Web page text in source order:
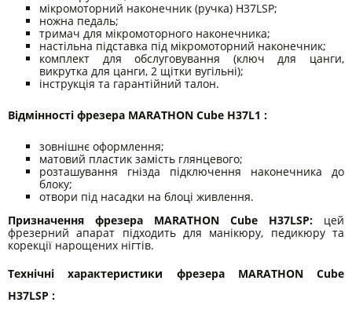
мікромоторний наконечник (ручка) H37LSP;
ножна педаль;
тримач для мікромоторного наконечника;
настільна підставка під мікромоторний наконечник;
комплект для обслуговування (ключ для цанги,
викрутка для цанги, 2 щітки вугільні);
інструкція та гарантійний талон.
Відмінності фрезера MARATHON Cube H37L1 :
зовнішнє оформлення;
матовий пластик замість глянцевого;
розташування гнізда підключення наконечника до
блоку;
отвори під насадки на блоці живлення.
Призначення фрезера MARATHON Cube H37LSP: цей
фрезерний апарат підходить для манiкюру, педикюру та
корекції нарощених нігтів.
Технічні характеристики фрезера MARATHON Cube
H37LSP :